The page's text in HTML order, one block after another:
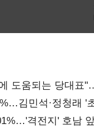
도움되는 당대표
분"김민석·정청래 '
격전지' 호남